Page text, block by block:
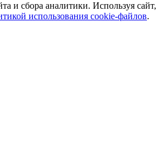
и сбора аналитики. Используя сайт,
использования cookie-файлов.